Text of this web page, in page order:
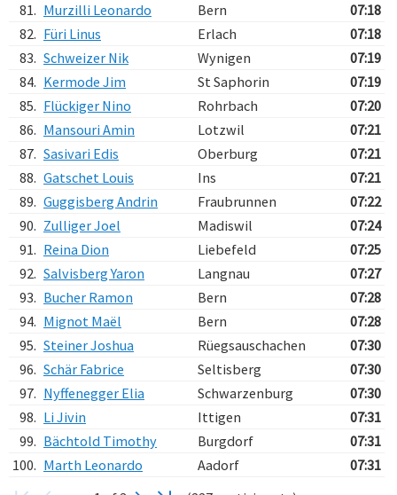
81. Murzilli Leonardo Bern
07:18
82. Füri Linus Erlach
07:18
83. Schweizer Nik Wynigen
07:19
84. Kermode Jim St Saphorin
07:19
85. Flückiger Nino Rohrbach
07:20
86. Mansouri Amin Lotzwil
07:21
87. Sasivari Edis Oberburg
07:21
88. Gatschet Louis Ins
07:21
89. Guggisberg Andrin Fraubrunnen
07:22
90. Zulliger Joel Madiswil
07:24
91. Reina Dion Liebefeld
07:25
92. Salvisberg Yaron Langnau
07:27
93. Bucher Ramon Bern
07:28
94. Mignot Maël Bern
07:28
95. Steiner Joshua Rüegsauschachen
07:30
96. Schär Fabrice Seltisberg
07:30
97. Nyffenegger Elia Schwarzenburg
07:30
98. Li Jivin Ittigen
07:31
99. Bächtold Timothy Burgdorf
07:31
100. Marth Leonardo Aadorf
07:31